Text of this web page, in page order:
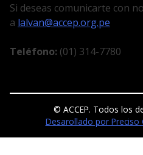
Si deseas comunicarte con
a lalvan@accep.org.pe
Teléfono: (01) 314-7780
© ACCEP. Todos los
Desarollado por Preciso